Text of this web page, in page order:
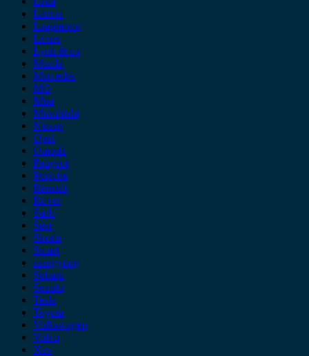
Lancia
Leapmotor
Lexus
Lynk & co
Mazda
Mercedes
MG
Mini
Mitsubishi
Nissan
Opel
Omoda
Peugeot
Porsche
Renault
Rover
Saab
Seat
Skoda
Smart
ssangyong
Subaru
Suzuki
Tesla
Toyota
Volkswagen
Volvo
Xev